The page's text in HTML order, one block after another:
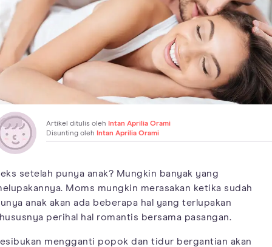
Artikel ditulis oleh Intan Aprilia Orami
Disunting oleh Intan Aprilia Orami
setelah punya anak? Mungkin banyak yang
Moms mungkin merasakan ketika sudah
anak akan ada beberapa hal yang terlupakan
perihal hal romantis bersama pasangan.
mengganti popok dan tidur bergantian akan